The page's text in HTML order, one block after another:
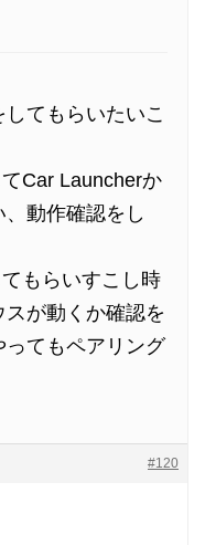
てもらいたいこ
Car Launcherか
動作確認をし
もらいすこし時
が動くか確認を
てもペアリング
#120